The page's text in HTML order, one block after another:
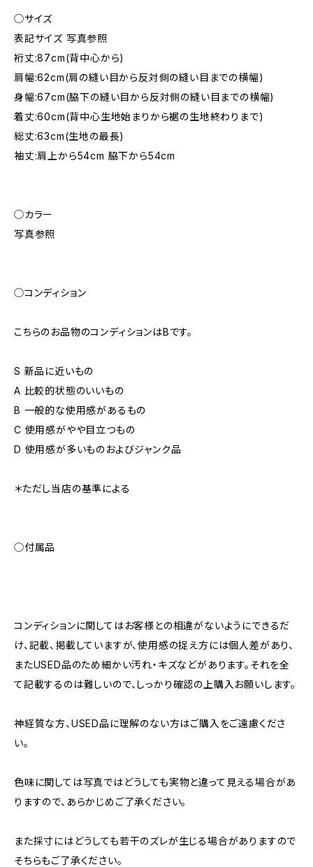
◯サイズ
表記サイズ 写真参照
裄丈:87cm(背中心から)
肩幅:62cm(肩の縫い目から反対側の縫い目までの横幅)
身幅:67cm(脇下の縫い目から反対側の縫い目までの横幅)
着丈:60cm(背中心生地始まりから裾の生地終わりまで)
総丈:63cm(生地の最長)
袖丈:肩上から54cm 脇下から54cm
◯カラー
写真参照
◯コンディション
こちらのお品物のコンディションはBです。
S 新品に近いもの
A 比較的状態のいいもの
B 一般的な使用感があるもの
C 使用感がやや目立つもの
D 使用感が多いものおよびジャンク品
＊ただし当店の基準による
◯付属品
コンディションに関してはお客様との相違がないようにできるだ
け、記載、掲載していますが、使用感の捉え方には個人差があり、
またUSED品のため細かい汚れ・キズなどがあります。それを全
て記載するのは難しいので、しっかり確認の上購入お願いします。
神経質な方、USED品に理解のない方はご購入をご遠慮くださ
い。
色味に関しては写真ではどうしても実物と違って見える場合があ
りますので、あらかじめご了承ください。
また採寸にはどうしても若干のズレが生じる場合がありますので
そちらもご了承ください。